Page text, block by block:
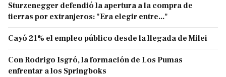
Sturzenegger defendió la apertura a la compra de
tierras por extranjeros: "Era elegir entre..."
Cayó 21% el empleo público desde la llegada de Milei
Con Rodrigo Isgró, la formación de Los Pumas
enfrentar a los Springboks